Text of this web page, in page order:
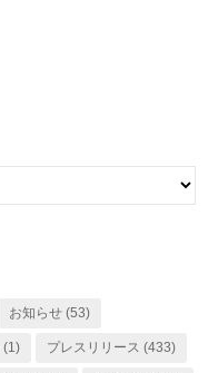
お知らせ (53)
(1) プレスリリース (433)